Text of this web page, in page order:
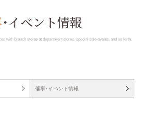
･イベント情報
with branch stores at department stores, special sale events, and so forth.
催事･イベント情報